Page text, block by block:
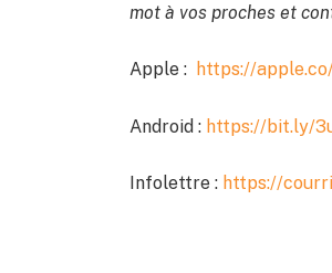
mot à vos proches et
Apple : https://
Android : https://bit.ly/
Infolettre : https://